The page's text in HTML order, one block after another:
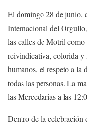
El domingo 28 de junio,
Internacional del
las calles de Motril como
reivindicativa, colorida y
humanos, el respeto a la
todas las personas. La
las Mercedarias a las
Dentro de la